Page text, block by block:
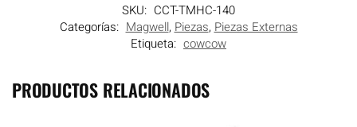
SKU: CCT-TMHC-140
Categorías: Magwell, Piezas, Piezas Externas
Etiqueta: cowcow
PRODUCTOS RELACIONADOS